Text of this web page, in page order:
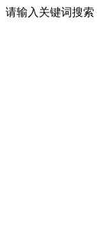
请输入关键词搜索